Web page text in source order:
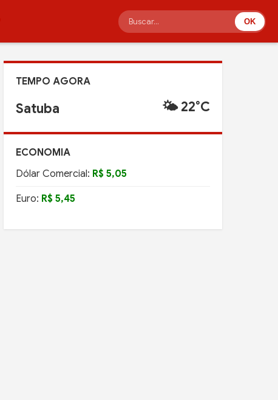
OK
TEMPO AGORA
Satuba 🌤️ 22°C
ECONOMIA
Dólar Comercial: R$ 5,05
Euro: R$ 5,45